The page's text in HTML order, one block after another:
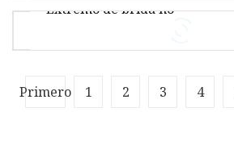
Tamaño del paquete 50.00 cm *
cm Peso bruto del paquete
Extremo de brida no
Válvula de compuerta con
Primero 1 2 3 4